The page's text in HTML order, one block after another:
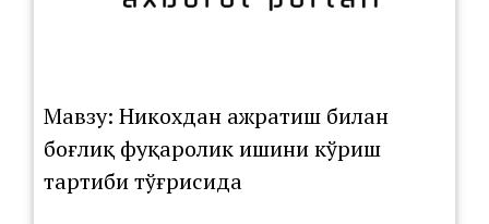
Мавзу: Никохдан ажратиш билан
боғлиқ фуқаролик ишини кўриш
тартиби тўғрисида